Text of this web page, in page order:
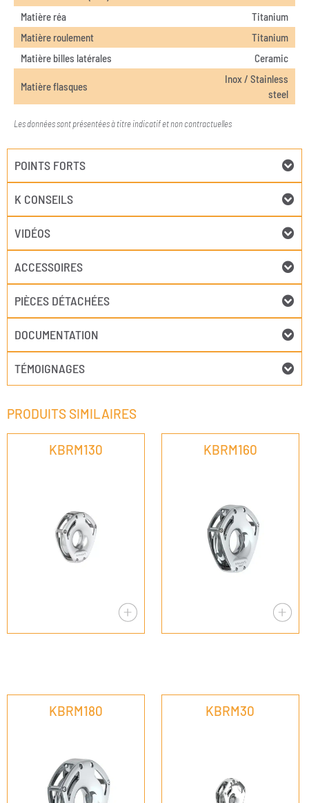
Matière réa
Titanium
Matière roulement
Titanium
Matière billes latérales
Ceramic
Matière flasques
Inox / Stainless
steel
Les données sont présentées à titre indicatif et non contractuelles
POINTS FORTS
K CONSEILS
VIDÉOS
ACCESSOIRES
PIÈCES DÉTACHÉES
DOCUMENTATION
TÉMOIGNAGES
PRODUITS SIMILAIRES
KBRM130 KBRM160
KBRM180 KBRM30